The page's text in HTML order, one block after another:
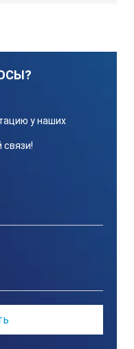
у наших
связи!